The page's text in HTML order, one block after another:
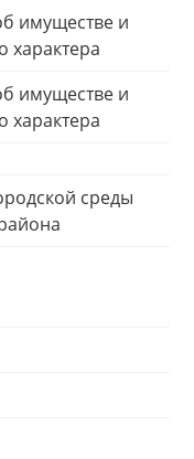
имуществе и
характера
имуществе и
характера
среды